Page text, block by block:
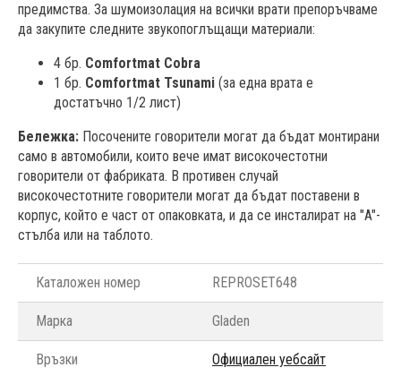
предимства. За шумоизолация на всички врати препоръчваме
да закупите следните звукопоглъщащи материали:
4 бр. Comfortmat Cobra
1 бр. Comfortmat Tsunami (за една врата е
достатъчно 1/2 лист)
Бележка: Посочените говорители могат да бъдат монтирани
само в автомобили, които вече имат високочестотни
говорители от фабриката. В противен случай
високочестотните говорители могат да бъдат поставени в
корпус, който е част от опаковката, и да се инсталират на "A"-
стълба или на таблото.
Каталожен номер REPROSET648
Марка Gladen
Връзки Официален уебсайт